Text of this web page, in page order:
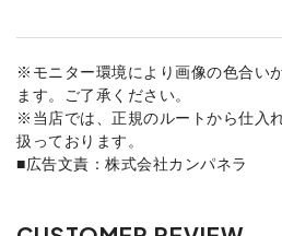
※モニター環境により画像の色合い
ます。ご了承ください。
※当店では、正規のルートから仕入
扱っております。
■広告文責：株式会社カンパネラ